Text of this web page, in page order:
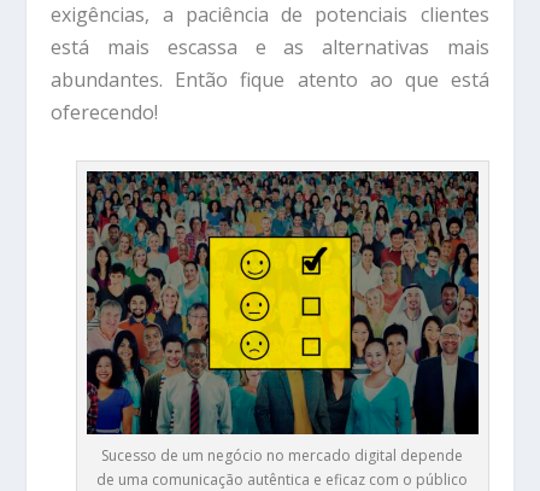
exigências, a paciência de potenciais clientes
está mais escassa e as alternativas mais
abundantes. Então fique atento ao que está
oferecendo!
Sucesso de um negócio no mercado digital depende
de uma comunicação autêntica e eficaz com o público